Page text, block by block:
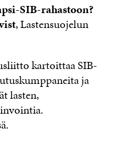
SIB-rahastoon?
, Lastensuojelun
kartoittaa SIB-
ja
lasten,